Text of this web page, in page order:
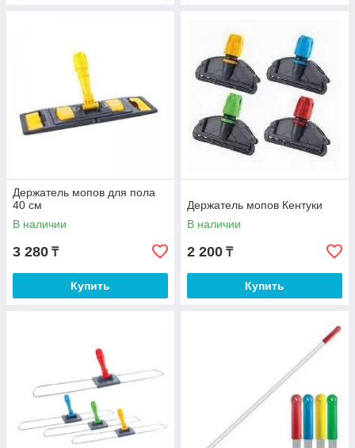
Держатель мопов для пола
40 см
В наличии
3 280 ₸
Купить
Держатель мопов Кентуки
В наличии
2 200 ₸
Купить